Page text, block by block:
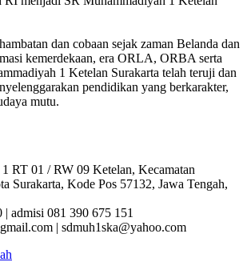
dan cobaan sejak zaman Belanda dan
kemerdekaan, era ORLA, ORBA serta
1 Ketelan Surakarta telah teruji dan
pendidikan yang berkarakter,
mutu.
RT 01 / RW 09 Ketelan, Kecamatan
Surakarta, Kode Pos 57132, Jawa Tengah,
| admisi 081 390 675 151
| sdmuh1ska@yahoo.com